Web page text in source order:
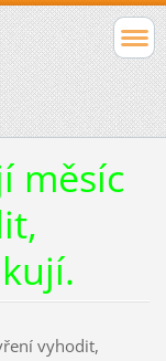
měsíc
vyhodit,